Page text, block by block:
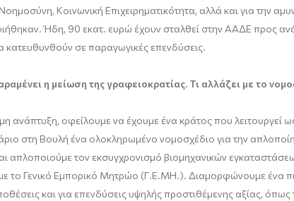
Κοινωνική Επιχειρηματικότητα, αλλά και για την
Ήδη, 90 εκατ. ευρώ έχουν σταλθεί στην ΑΑΔΕ προς
κατευθυνθούν σε παραγωγικές επενδύσεις.
η μείωση της γραφειοκρατίας. Τι αλλάζει με το
ανάπτυξη, οφείλουμε να έχουμε ένα κράτος που λειτουργεί
στη Βουλή ένα ολοκληρωμένο νομοσχέδιο για την
απλοποιούμε τον εκσυγχρονισμό βιομηχανικών
Γενικό Εμπορικό Μητρώο (Γ.Ε.ΜΗ.). Διαμορφώνουμε ένα πιο
και για επενδύσεις υψηλής προστιθέμενης αξίας,